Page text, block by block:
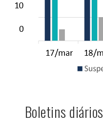
Boletins diários